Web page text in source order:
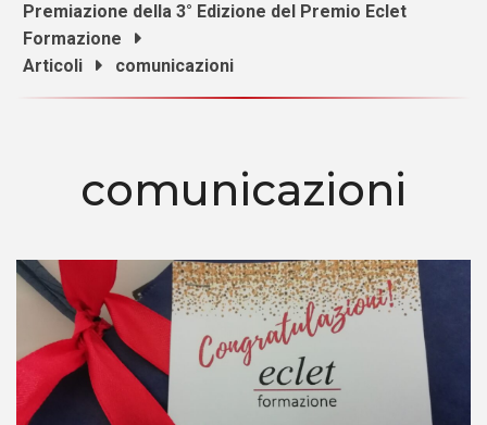
Premiazione della 3° Edizione del Premio Eclet
Formazione
Articoli
comunicazioni
comunicazioni